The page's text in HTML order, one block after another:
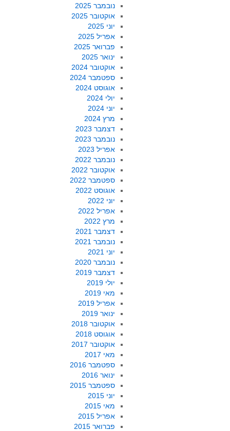
נובמבר 2025
אוקטובר 2025
יוני 2025
אפריל 2025
פברואר 2025
ינואר 2025
אוקטובר 2024
ספטמבר 2024
אוגוסט 2024
יולי 2024
יוני 2024
מרץ 2024
דצמבר 2023
נובמבר 2023
אפריל 2023
נובמבר 2022
אוקטובר 2022
ספטמבר 2022
אוגוסט 2022
יוני 2022
אפריל 2022
מרץ 2022
דצמבר 2021
נובמבר 2021
יוני 2021
נובמבר 2020
דצמבר 2019
יולי 2019
מאי 2019
אפריל 2019
ינואר 2019
אוקטובר 2018
אוגוסט 2018
אוקטובר 2017
מאי 2017
ספטמבר 2016
ינואר 2016
ספטמבר 2015
יוני 2015
מאי 2015
אפריל 2015
פברואר 2015